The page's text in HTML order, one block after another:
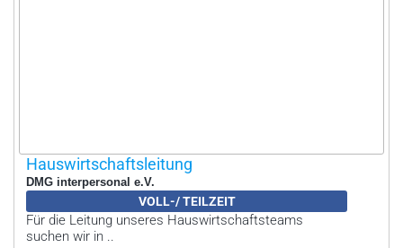
Hauswirtschaftsleitung
DMG interpersonal e.V.
VOLL-/ TEILZEIT
Für die Leitung unseres Hauswirtschaftsteams
suchen wir in ..